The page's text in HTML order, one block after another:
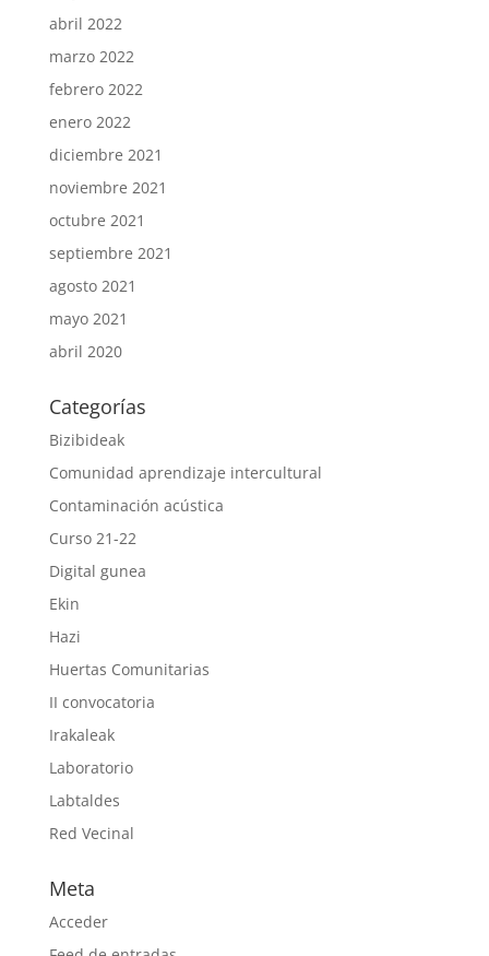
abril 2022
marzo 2022
febrero 2022
enero 2022
diciembre 2021
noviembre 2021
octubre 2021
septiembre 2021
agosto 2021
mayo 2021
abril 2020
Categorías
Bizibideak
Comunidad aprendizaje intercultural
Contaminación acústica
Curso 21-22
Digital gunea
Ekin
Hazi
Huertas Comunitarias
II convocatoria
Irakaleak
Laboratorio
Labtaldes
Red Vecinal
Meta
Acceder